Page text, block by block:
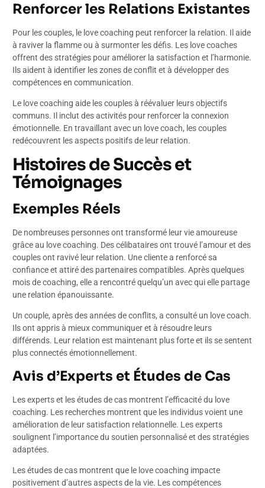
Renforcer les Relations Existantes
Pour les couples, le love coaching peut renforcer la relation. Il aide
à raviver la flamme ou à surmonter les défis. Les love coaches
offrent des stratégies pour améliorer la satisfaction et l’harmonie.
Ils aident à identifier les zones de conflit et à développer des
compétences en communication.
Le love coaching aide les couples à réévaluer leurs objectifs
communs. Il inclut des activités pour renforcer la connexion
émotionnelle. En travaillant avec un love coach, les couples
redécouvrent les aspects positifs de leur relation.
Histoires de Succès et
Témoignages
Exemples Réels
De nombreuses personnes ont transformé leur vie amoureuse
grâce au love coaching. Des célibataires ont trouvé l’amour et des
couples ont ravivé leur relation. Une cliente a renforcé sa
confiance et attiré des partenaires compatibles. Après quelques
mois de coaching, elle a rencontré quelqu’un avec qui elle partage
une relation épanouissante.
Un couple, après des années de conflits, a consulté un love coach.
Ils ont appris à mieux communiquer et à résoudre leurs
différends. Leur relation est maintenant plus forte et ils se sentent
plus connectés émotionnellement.
Avis d’Experts et Études de Cas
Les experts et les études de cas montrent l’efficacité du love
coaching. Les recherches montrent que les individus voient une
amélioration de leur satisfaction relationnelle. Les experts
soulignent l’importance du soutien personnalisé et des stratégies
adaptées.
Les études de cas montrent que le love coaching impacte
positivement d’autres aspects de la vie. Les compétences